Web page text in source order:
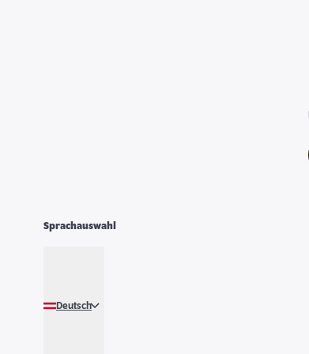
Sprachauswahl
Deutsch